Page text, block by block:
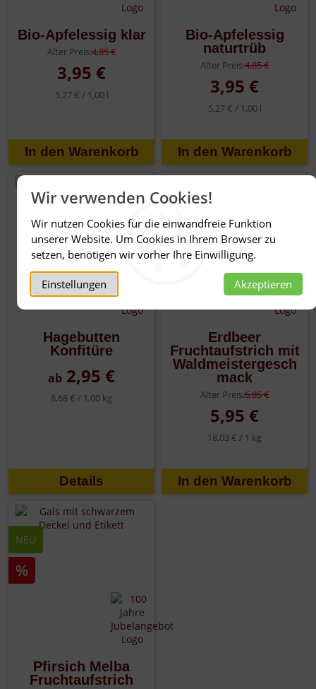
Wir verwenden Cookies!
Wir nutzen Cookies für die einwandfreie Funktion
unserer Website. Um Cookies in Ihrem Browser zu
setzen, benötigen wir vorher Ihre Einwilligung.
Einstellungen Akzeptieren
Bio-Apfelessig klar
Alter Preis:4,85 €
3,95 €
5,27 € / 1,00 l
Bio-Apfelessig
naturtrüb
Alter Preis:4,85 €
3,95 €
5,27 € / 1,00 l
Hagebutten
Konfitüre
ab 2,95 €
8,68 € / 1,00 kg
Details
%
Erdbeer
Fruchtaufstrich mit
Waldmeistergesch
mack
Alter Preis:6,85 €
5,95 €
18,03 € / 1 kg
NEU
%
Pfirsich Melba
Fruchtaufstrich